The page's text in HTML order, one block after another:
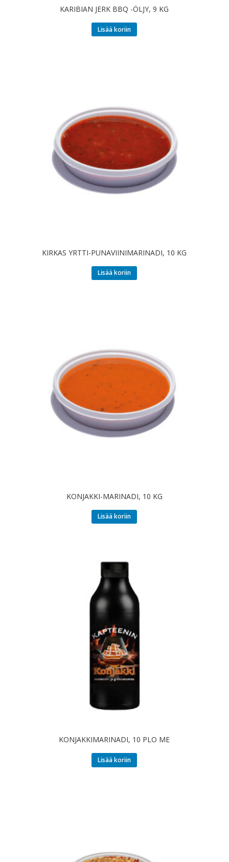
KARIBIAN JERK BBQ -ÖLJY, 9 KG
Lisää koriin
KIRKAS YRTTI-PUNAVIINIMARINADI, 10 KG
Lisää koriin
KONJAKKI-MARINADI, 10 KG
Lisää koriin
KONJAKKIMARINADI, 10 PLO ME
Lisää koriin